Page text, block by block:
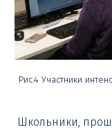
Рис.4 Участники
Школьники,